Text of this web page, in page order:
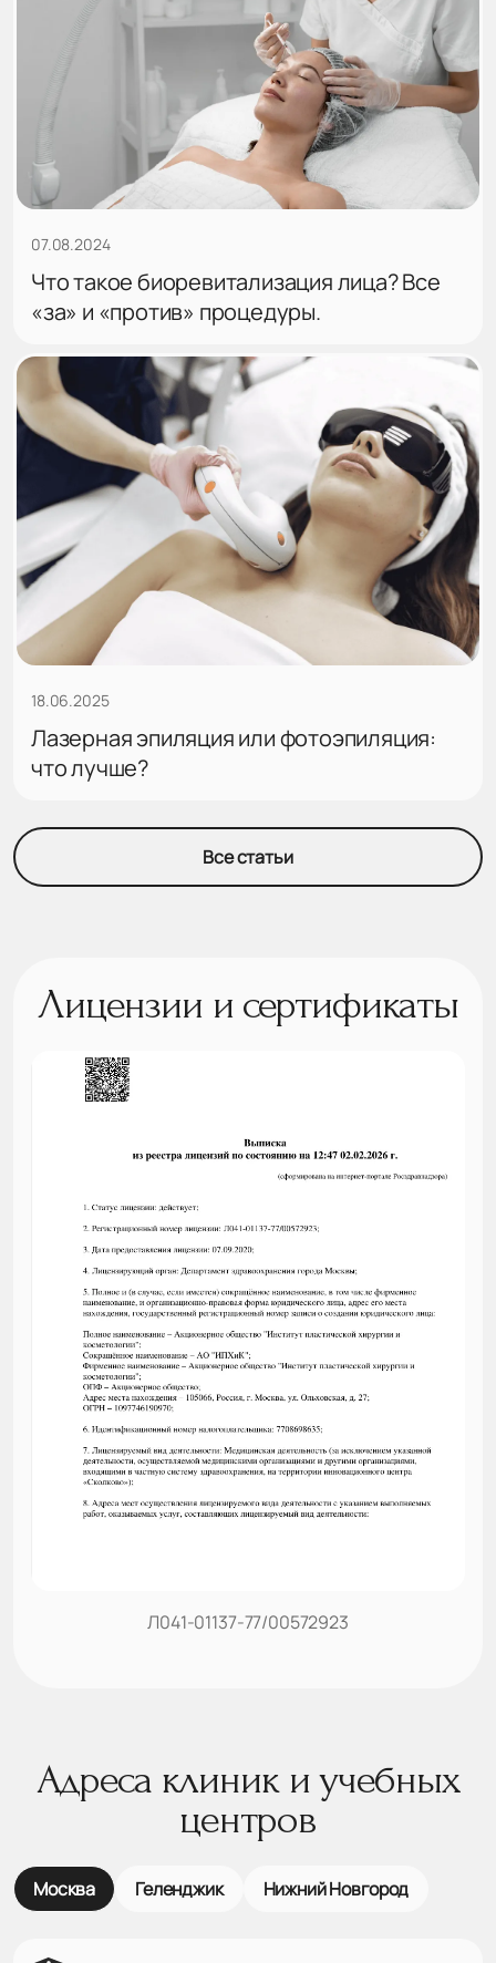
07.08.2024
Что такое биоревитализация лица? Все
«за» и «против» процедуры.
18.06.2025
Лазерная эпиляция или фотоэпиляция:
что лучше?
Все статьи
Лицензии и сертификаты
Л041-01137-77/00572923
Адреса клиник и учебных
центров
Москва Геленджик Нижний Новгород